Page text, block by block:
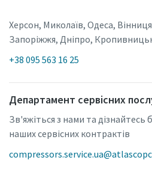
Херсон, Миколаїв, Одеса,
Запоріжжя, Дніпро,
+38 095 563 16 25
Департамент сервісних
Зв'яжіться з нами та дізнайтесь
наших сервісних контрактів